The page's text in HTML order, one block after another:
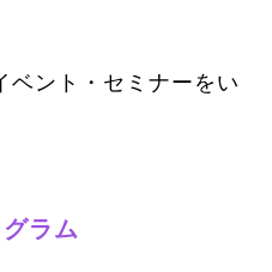
ベント・セミナーをい
ラム